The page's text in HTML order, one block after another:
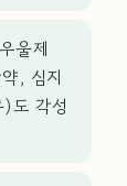
울제
, 심지
도 각성